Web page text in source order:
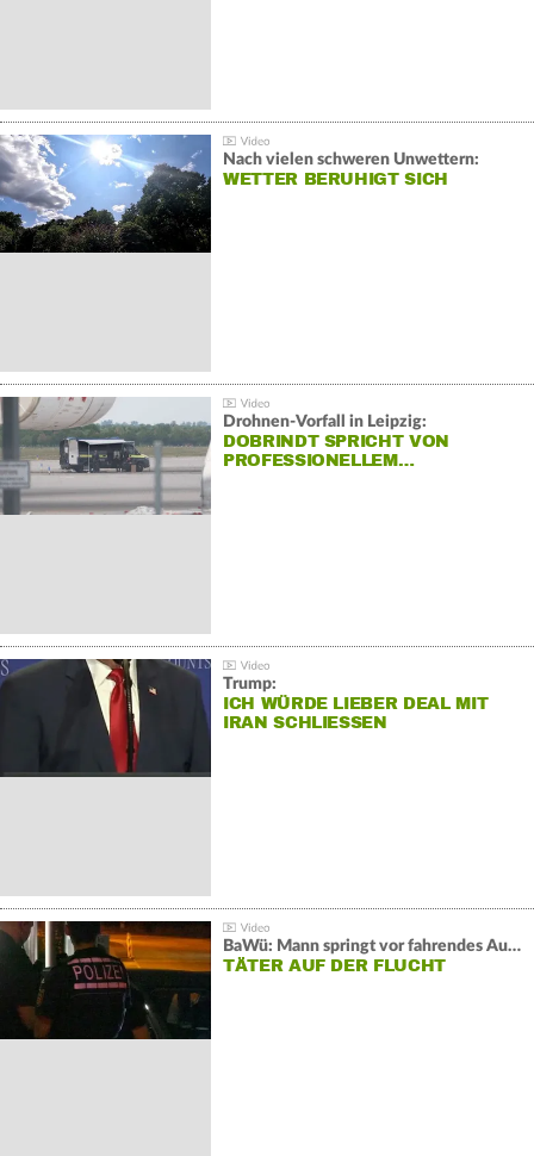
Nach vielen schweren Unwettern:
WETTER BERUHIGT SICH
Drohnen-Vorfall in Leipzig:
DOBRINDT SPRICHT VON
PROFESSIONELLEM…
Trump:
ICH WÜRDE LIEBER DEAL MIT
IRAN SCHLIESSEN
BaWü: Mann springt vor fahrendes Auto und schießt
TÄTER AUF DER FLUCHT